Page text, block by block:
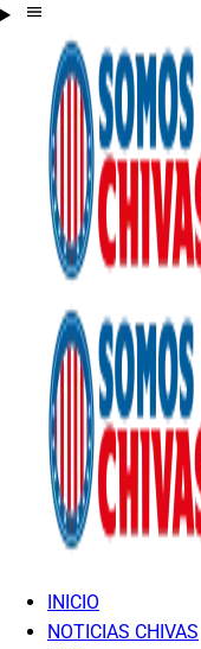
INICIO
NOTICIAS CHIVAS